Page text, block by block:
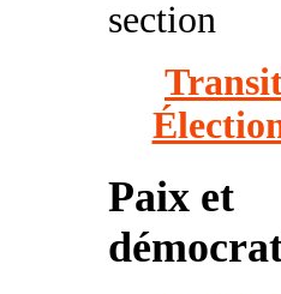
section
Paix et